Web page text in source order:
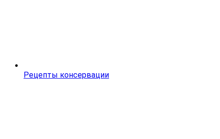
Рецепты консервации